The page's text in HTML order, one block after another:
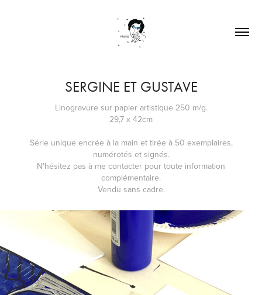
SERGINE ET GUSTAVE
Linogravure sur papier artistique 250 m/g.
29,7 x 42cm
Série unique encrée à la main et tirée à 50 exemplaires,
numérotés et signés.
N'hésitez pas à me contacter pour toute information
complémentaire.
Vendu sans cadre.